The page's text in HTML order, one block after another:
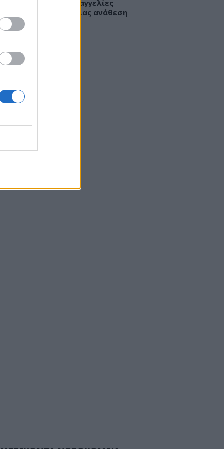
Νίκαιας: Καταγγελίες
για απευθείας ανάθεση
καθαριότητα